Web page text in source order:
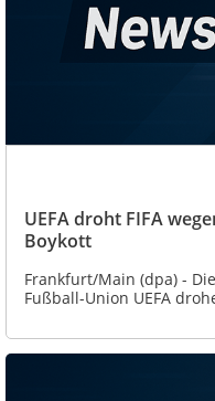
UEFA droht FIFA
Boykott
Frankfurt/Main (dpa) -
Fußball-Union UEFA